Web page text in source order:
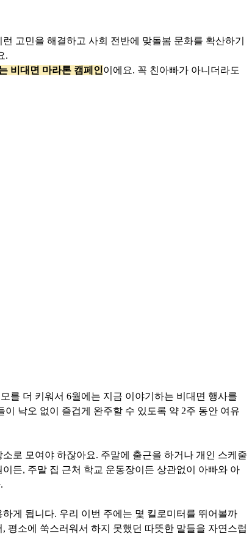
고민을 해결하고 사회 전반에 맞돌봄 문화를 확산하기
.
비대면 마라톤 캠페인이에요. 꼭 친아빠가 아니더라도
를 더 키워서 6월에는 지금 이야기하는 비대면 행사를
낙오 없이 즐겁게 완주할 수 있도록 약 2주 동안 여유
로 모여야 하잖아요. 주말에 출근을 하거나 개인 스케줄
든, 주말 집 근처 학교 운동장이든 상관없이 아빠와 아
게 됩니다. 우리 이번 주에는 몇 킬로미터를 뛰어볼까
소에 쑥스러워서 하지 못했던 따뜻한 말들을 자연스럽